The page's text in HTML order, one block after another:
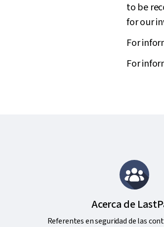
to be
for our
For
For
Acerca de
Referentes en seguridad de las